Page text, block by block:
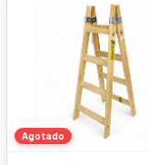
Agotado